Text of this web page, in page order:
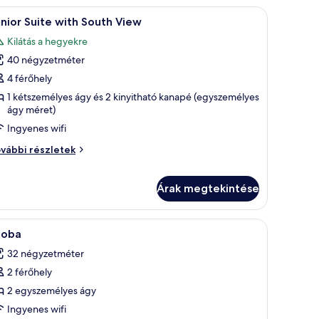
televízió.
fotel és dohányzóasztal található.Egy szállodai szoba, amelyben egy nagy
17 Suite with South View
Kilátás a hegyekre
40 négyzetméter
4 férőhely
1 kétszemélyes ágy és 2 kinyitható kanapé (egyszemélyes
ágy méret)
Ingyenes wifi
részletek
Árak megtekintése
keresztül kilátás nyílik az épületekre.
ágy, két éjjeli lámpa, egy fafejű ágykeret, egy piros szék és egy erkély
Egy szállodai szoba, amelyben található egy
5
32 négyzetméter
2 férőhely
2 egyszemélyes ágy
Ingyenes wifi